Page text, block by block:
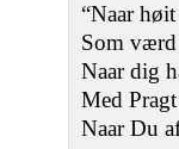
“Naar
Som værd
Naar dig
Med
Naar Du